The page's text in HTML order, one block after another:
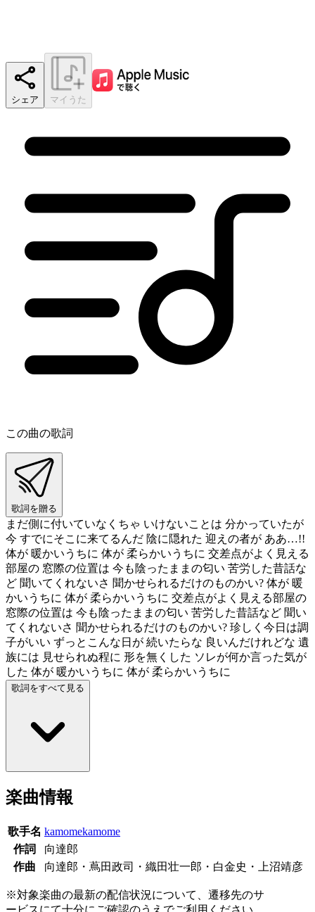
シェア マイうた
この曲の歌詞
歌詞を贈る
まだ側に付いていなくちゃ いけないことは 分かっていたが
今 すでにそこに来てるんだ 陰に隠れた 迎えの者が ああ…!!
体が 暖かいうちに 体が 柔らかいうちに 交差点がよく見える
部屋の 窓際の位置は 今も陰ったままの匂い 苦労した昔話な
ど 聞いてくれないさ 聞かせられるだけのものかい? 体が 暖
かいうちに 体が 柔らかいうちに 交差点がよく見える部屋の
窓際の位置は 今も陰ったままの匂い 苦労した昔話など 聞い
てくれないさ 聞かせられるだけのものかい? 珍しく今日は調
子がいい ずっとこんな日が 続いたらな 良いんだけれどな 遺
族には 見せられぬ程に 形を無くした ソレが何か言った気が
した 体が 暖かいうちに 体が 柔らかいうちに
歌詞をすべて見る
楽曲情報
歌手名 kamomekamome
作詞
向達郎
作曲
向達郎・蔦田政司・織田壮一郎・白金史・上沼靖彦
※対象楽曲の最新の配信状況について、遷移先のサ
ービスにて十分にご確認のうえでご利用ください。